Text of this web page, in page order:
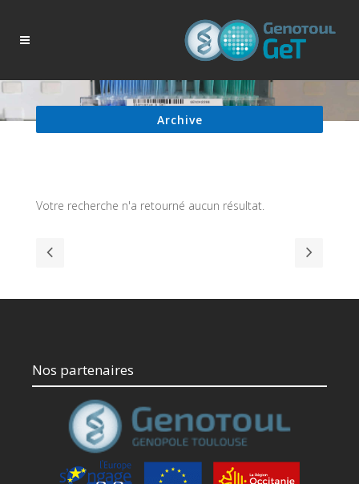
Archive
Votre recherche n'a retourné aucun résultat.
Nos partenaires